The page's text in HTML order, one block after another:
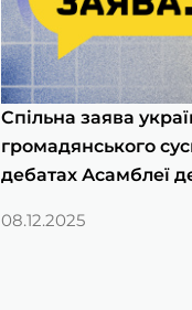
Спільна заява
громадянського
дебатах Асамблеї
08.12.2025